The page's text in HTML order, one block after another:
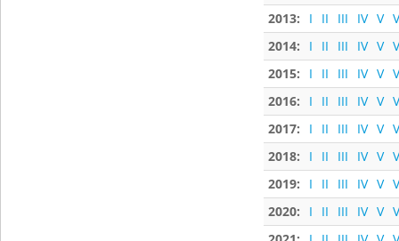
2013:
I II III IV V
2014:
I II III IV V
2015:
I II III IV V
2016:
I II III IV V
2017:
I II III IV V
2018:
I II III IV V
2019:
I II III IV V
2020:
I II III IV V